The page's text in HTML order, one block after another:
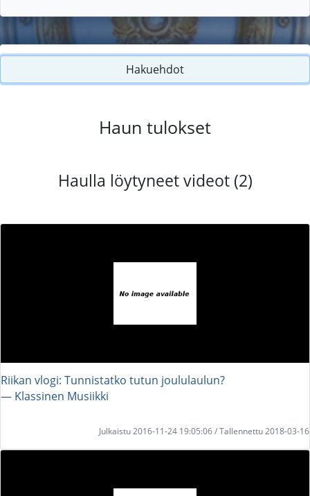
Hakuehdot
Haun tulokset
Haulla löytyneet videot (2)
Riikan vlogi: Tunnistatko tutun joululaulun?
― Klassinen Musiikki
Julkaistu 2016-11-24 19:05:06 / Tallennettu 2018-03-16